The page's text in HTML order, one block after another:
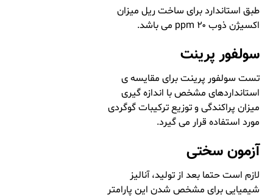
طبق استاندارد برای ساخت ریل میزان
اکسیژن ذوب ۲۰ ppm می باشد.
سولفور پرینت
تست سولفور پرینت برای مقایسه ی
استانداردهای مشخص با اندازه گیری
میزان پراکندگی و توزیع ترکیبات گوگردی
مورد استفاده قرار می گیرد.
آزمون سختی
لازم است حتما بعد از تولید، آنالیز
شیمیایی برای مشخص شدن این پارامتر